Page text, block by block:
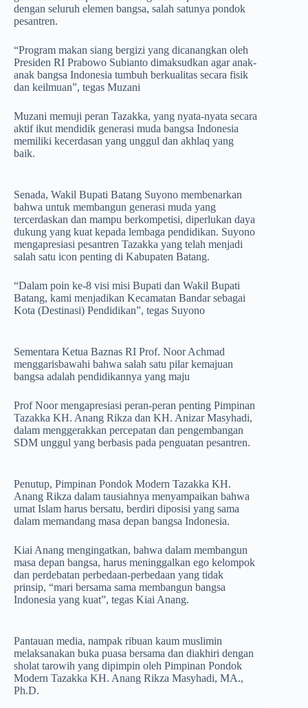
dengan seluruh elemen bangsa, salah satunya pondok
pesantren.
“Program makan siang bergizi yang dicanangkan oleh
Presiden RI Prabowo Subianto dimaksudkan agar anak-
anak bangsa Indonesia tumbuh berkualitas secara fisik
dan keilmuan”, tegas Muzani
Muzani memuji peran Tazakka, yang nyata-nyata secara
aktif ikut mendidik generasi muda bangsa Indonesia
memiliki kecerdasan yang unggul dan akhlaq yang
baik.
Senada, Wakil Bupati Batang Suyono membenarkan
bahwa untuk membangun generasi muda yang
tercerdaskan dan mampu berkompetisi, diperlukan daya
dukung yang kuat kepada lembaga pendidikan. Suyono
mengapresiasi pesantren Tazakka yang telah menjadi
salah satu icon penting di Kabupaten Batang.
“Dalam poin ke-8 visi misi Bupati dan Wakil Bupati
Batang, kami menjadikan Kecamatan Bandar sebagai
Kota (Destinasi) Pendidikan”, tegas Suyono
Sementara Ketua Baznas RI Prof. Noor Achmad
menggarisbawahi bahwa salah satu pilar kemajuan
bangsa adalah pendidikannya yang maju
Prof Noor mengapresiasi peran-peran penting Pimpinan
Tazakka KH. Anang Rikza dan KH. Anizar Masyhadi,
dalam menggerakkan percepatan dan pengembangan
SDM unggul yang berbasis pada penguatan pesantren.
Penutup, Pimpinan Pondok Modern Tazakka KH.
Anang Rikza dalam tausiahnya menyampaikan bahwa
umat Islam harus bersatu, berdiri diposisi yang sama
dalam memandang masa depan bangsa Indonesia.
Kiai Anang mengingatkan, bahwa dalam membangun
masa depan bangsa, harus meninggalkan ego kelompok
dan perdebatan perbedaan-perbedaan yang tidak
prinsip, “mari bersama sama membangun bangsa
Indonesia yang kuat”, tegas Kiai Anang.
Pantauan media, nampak ribuan kaum muslimin
melaksanakan buka puasa bersama dan diakhiri dengan
sholat tarowih yang dipimpin oleh Pimpinan Pondok
Modern Tazakka KH. Anang Rikza Masyhadi, MA.,
Ph.D.